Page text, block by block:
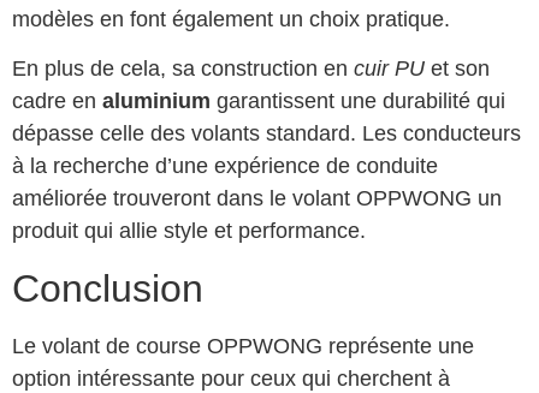
modèles en font également un choix pratique.
En plus de cela, sa construction en cuir PU et son
cadre en aluminium garantissent une durabilité qui
dépasse celle des volants standard. Les conducteurs
à la recherche d’une expérience de conduite
améliorée trouveront dans le volant OPPWONG un
produit qui allie style et performance.
Conclusion
Le volant de course OPPWONG représente une
option intéressante pour ceux qui cherchent à